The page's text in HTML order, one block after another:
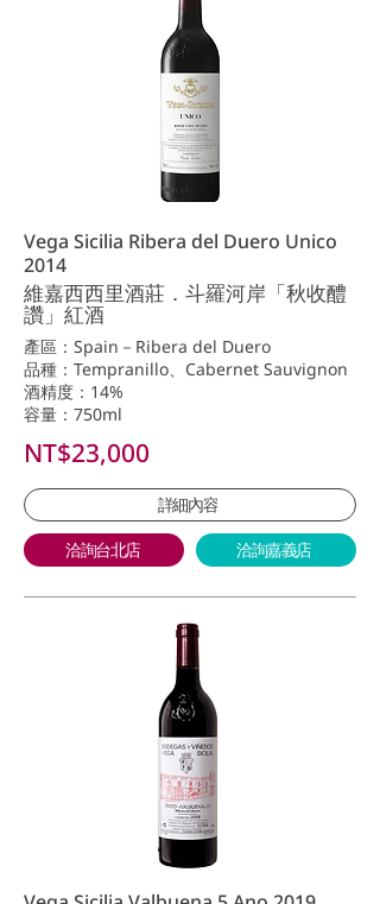
Vega Sicilia Ribera del Duero Unico
2014
維嘉西西里酒莊．斗羅河岸「秋收醴
讚」紅酒
產區：Spain－Ribera del Duero
品種：Tempranillo、Cabernet Sauvignon
酒精度：14%
容量：750ml
NT$23,000
詳細內容
洽詢台北店 洽詢嘉義店